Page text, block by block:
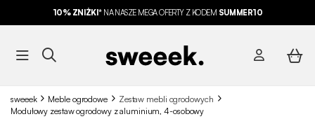
10% ZNIŻKI*NA NASZE MEGA OFERTY Z KODEM SUMMER10
sweeek Meble ogrodowe
Zestaw mebli ogrodowych
Modułowy zestaw ogrodowy z aluminium, 4-osobowy